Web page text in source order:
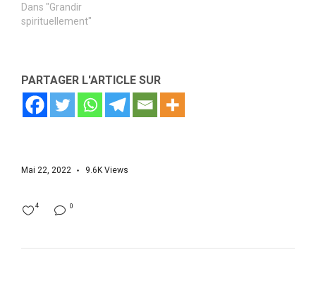
Dans "Grandir
spirituellement"
PARTAGER L'ARTICLE SUR
Mai 22, 2022 9.6K Views
0
4